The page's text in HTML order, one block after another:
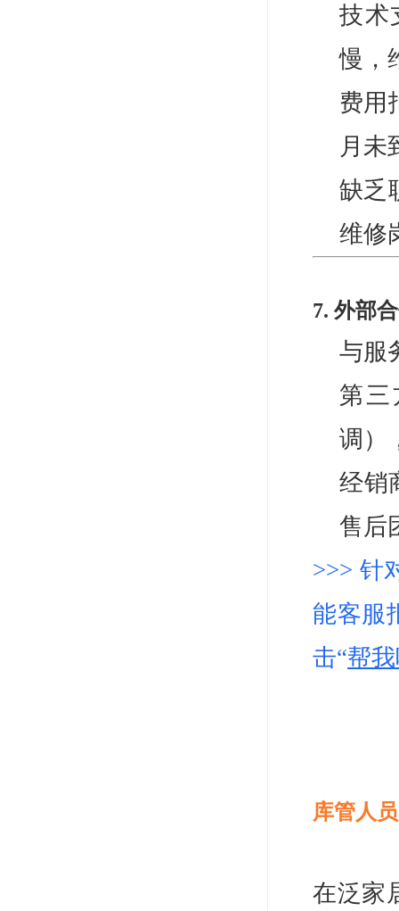
技术
慢，
费用
月未
缺乏
维修
7. 外部
与服
第
调）
经销
售后
>>> 针
能客服
击“帮
库管人员
在泛家